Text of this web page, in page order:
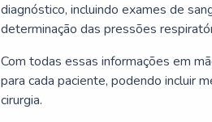
diagnóstico, incluindo exames de
determinação das pressões
Com todas essas informações em
para cada paciente, podendo incluir
cirurgia.